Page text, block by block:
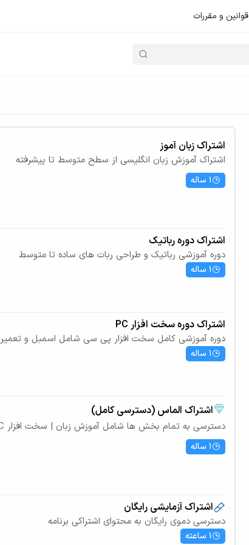
قوانین و مقررات
اشتراک زبان آموز
اشتراک آموزش زبان انگلیسی از سطح متوسط تا پیشرفته
1 ساله
اشتراک دوره رباتیک
دوره آموزشی رباتیک و طراحی ربات های ساده تا متوسط
1 ساله
اشتراک دوره سخت افزار PC
دوره آموزشی کامل سخت افزار پی سی شامل اسمبل و تعمیر PC
1 ساله
اشتراک الماس (دسترسی کامل)
دسترسی به تمام بخش ها شامل آموزش زبان | سخت افزار PC | رباتیک
1 ساله
اشتراک آزمایشی رایگان
دسترسی دموی رایگان به محتوای اشتراکی برنامه
1 ساعته